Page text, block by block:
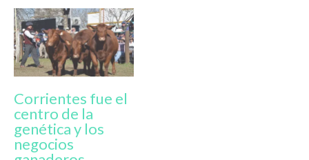
Corrientes fue el
centro de la
genética y los
negocios